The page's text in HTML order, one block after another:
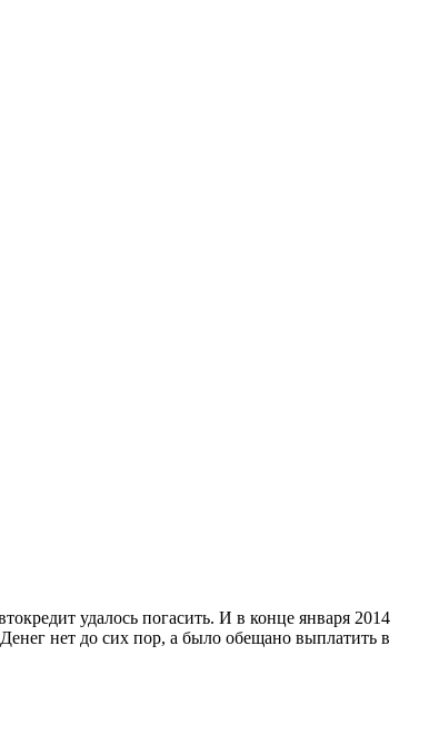
удалось погасить. И в конце января 2014
нет до сих пор, а было обещано выплатить в